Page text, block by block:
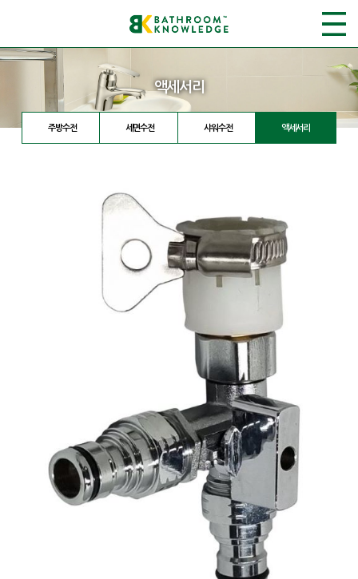
액세서리
주방수전 세면수전 샤워수전 액세서리